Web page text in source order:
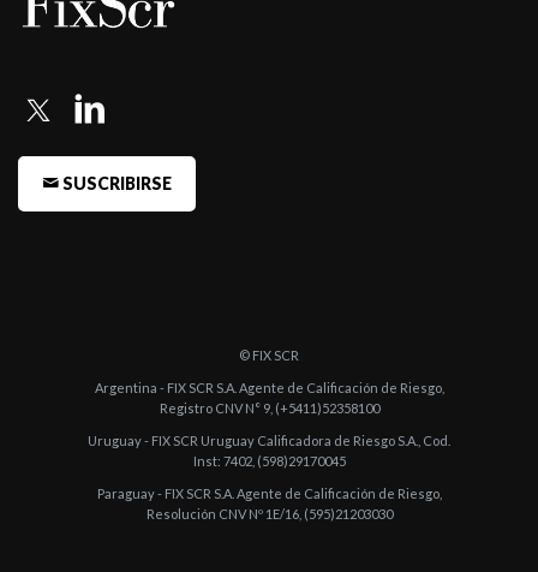
SUSCRIBIRSE
© FIX SCR
Argentina - FIX SCR S.A. Agente de Calificación de Riesgo,
Registro CNV N° 9, (+5411)52358100
Uruguay - FIX SCR Uruguay Calificadora de Riesgo S.A., Cod.
Inst: 7402, (598)29170045
Paraguay - FIX SCR S.A. Agente de Calificación de Riesgo,
Resolución CNV Nº 1E/16, (595)21203030